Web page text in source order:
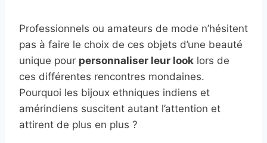
Professionnels ou amateurs de mode n’hésitent
pas à faire le choix de ces objets d’une beauté
unique pour personnaliser leur look lors de
ces différentes rencontres mondaines.
Pourquoi les bijoux ethniques indiens et
amérindiens suscitent autant l’attention et
attirent de plus en plus ?